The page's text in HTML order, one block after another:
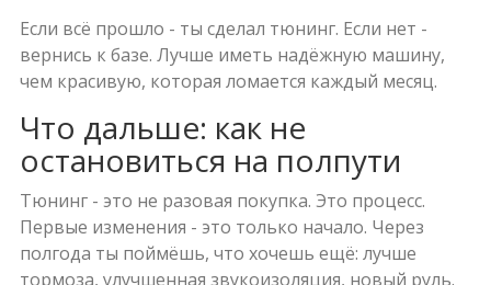
Если всё прошло - ты сделал тюнинг. Если нет -
вернись к базе. Лучше иметь надёжную машину,
чем красивую, которая ломается каждый месяц.
Что дальше: как не
остановиться на полпути
Тюнинг - это не разовая покупка. Это процесс.
Первые изменения - это только начало. Через
полгода ты поймёшь, что хочешь ещё: лучше
тормоза, улучшенная звукоизоляция, новый руль.